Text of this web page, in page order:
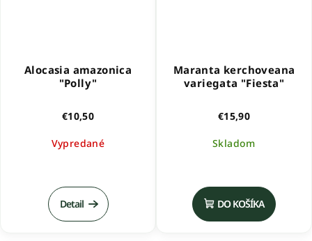
Alocasia amazonica
"Polly"
€10,50
Vypredané
Detail
Maranta kerchoveana
variegata "Fiesta"
€15,90
Skladom
DO KOŠÍKA